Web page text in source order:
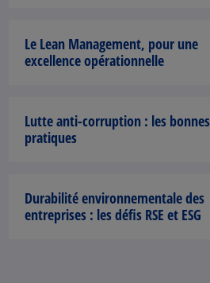
Le Lean Management, pour une
excellence opérationnelle
Lutte anti-corruption: les bonnes
pratiques
Durabilité environnementale des
entreprises : les défis RSE et ESG